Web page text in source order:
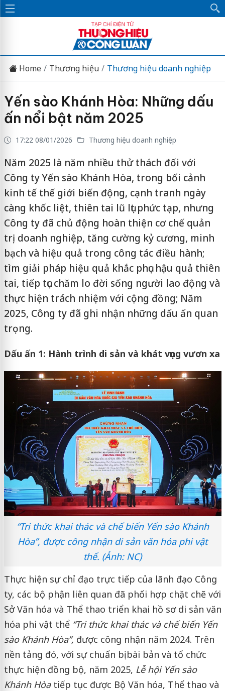
Home Thương hiệu Thương hiệu doanh nghiệp
Yến sào Khánh Hòa: Những dấu
ấn nổi bật năm 2025
17:22 08/01/2026 Thương hiệu doanh nghiệp
Năm 2025 là năm nhiều thử thách đối với
Công ty Yến sào Khánh Hòa, trong bối cảnh
kinh tế thế giới biến động, cạnh tranh ngày
càng khốc liệt, thiên tai lũ lụt phức tạp, nhưng
Công ty đã chủ động hoàn thiện cơ chế quản
trị doanh nghiệp, tăng cường kỷ cương, minh
bạch và hiệu quả trong công tác điều hành;
tìm giải pháp hiệu quả khắc phục hậu quả thiên
tai, tiếp tục chăm lo đời sống người lao động và
thực hiện trách nhiệm với cộng đồng; Năm
2025, Công ty đã ghi nhận những dấu ấn quan
trọng.
Dấu ấn 1: Hành trình di sản và khát vọng vươn xa
“Tri thức khai thác và chế biến Yến sào Khánh
Hòa”, được công nhận di sản văn hóa phi vật
thể. (Ảnh: NC)
Thực hiện sự chỉ đạo trực tiếp của lãnh đạo Công
ty, các bộ phận liên quan đã phối hợp chặt chẽ với
Sở Văn hóa và Thể thao triển khai hồ sơ di sản văn
hóa phi vật thể “Tri thức khai thác và chế biến Yến
sào Khánh Hòa”, được công nhận năm 2024. Trên
nền tảng đó, với sự chuẩn bị bài bản và tổ chức
thực hiện đồng bộ, năm 2025, Lễ hội Yến sào
Khánh Hòatiếp tục được Bộ Văn hóa, Thể thao và